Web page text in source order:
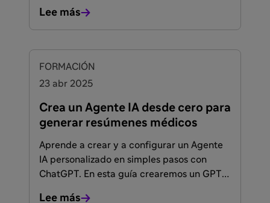
propios Agentes IA para agilizar y optimizar
tus procesos diarios.
Lee más
FORMACIÓN
23 abr 2025
Crea un Agente IA desde cero para
generar resúmenes médicos
Aprende a crear y a configurar un Agente
IA personalizado en simples pasos con
ChatGPT. En esta guía crearemos un GPT
Lee más